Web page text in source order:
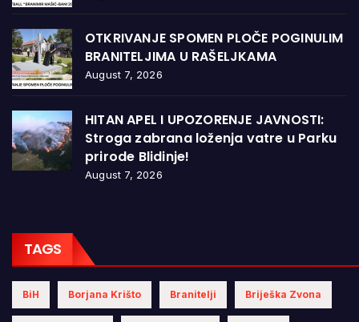
OTKRIVANJE SPOMEN PLOČE POGINULIM
BRANITELJIMA U RAŠELJKAMA
August 7, 2026
HITAN APEL I UPOZORENJE JAVNOSTI:
Stroga zabrana loženja vatre u Parku
prirode Blidinje!
August 7, 2026
TAGS
BiH Borjana Krišto Branitelji Briješka Zvona